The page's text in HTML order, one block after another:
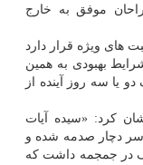
موفق به خارج
های ویژه قرار دارد
بهبودی به همین
یا سه روز آینده از
كرد: «سیده آیات
سر دچار صدمه شده و
خفیف در جمجمه داشت كه